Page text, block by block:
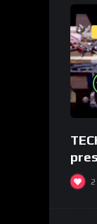
2